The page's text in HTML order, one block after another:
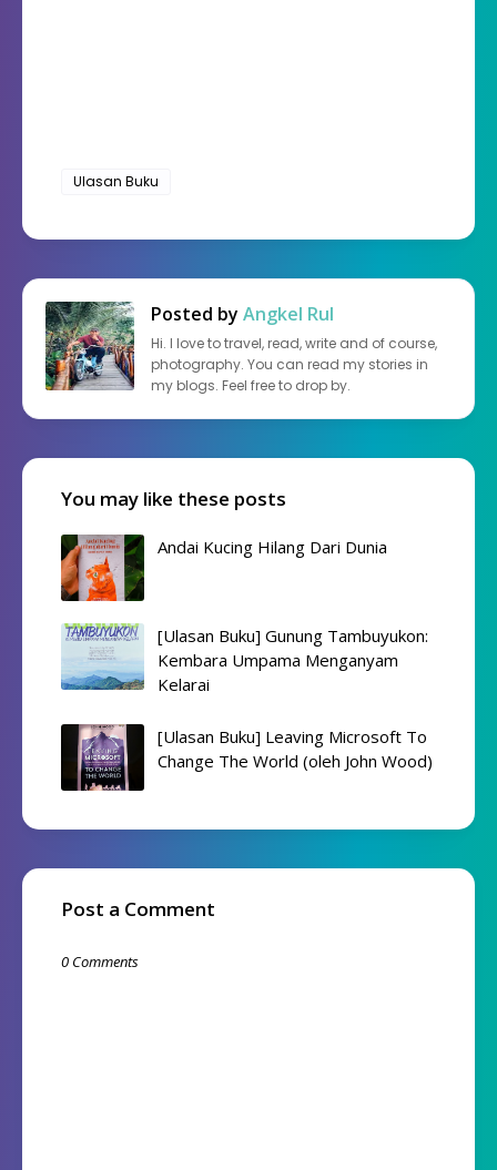
Ulasan Buku
Posted by Angkel Rul
Hi. I love to travel, read, write and of course,
photography. You can read my stories in
my blogs. Feel free to drop by.
You may like these posts
Andai Kucing Hilang Dari Dunia
[Ulasan Buku] Gunung Tambuyukon:
Kembara Umpama Menganyam
Kelarai
[Ulasan Buku] Leaving Microsoft To
Change The World (oleh John Wood)
Post a Comment
0 Comments